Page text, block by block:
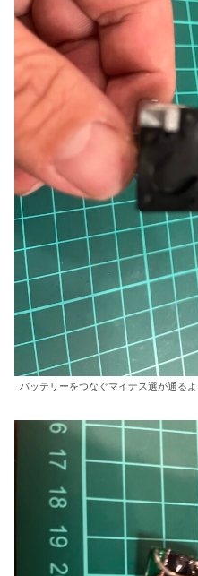
バッテリーをつなぐマイナス選が通る